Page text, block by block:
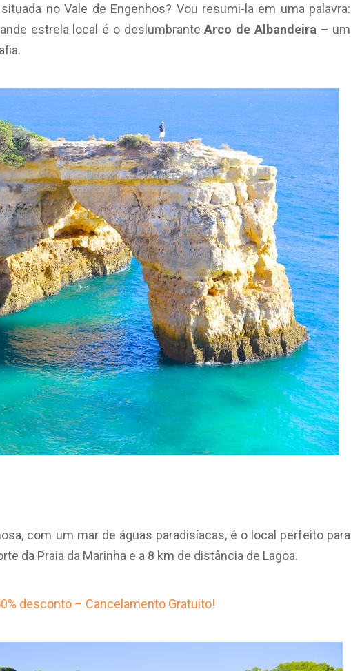
situada no Vale de Engenhos? Vou resumi-la em uma palavra:
estrela local é o deslumbranteArco de Albandeira – um
com um mar de águas paradisíacas, é o local perfeito para
da Praia da Marinha e a 8 km de distância de Lagoa.
desconto – Cancelamento Gratuito!